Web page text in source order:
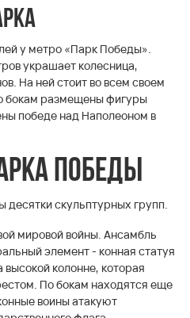
у метро «Парк Победы».
украшает колесница,
На ней стоит во всем своем
бокам размещены фигуры
победе над Наполеоном в
Победы
скульптурных групп.
мировой войны. Ансамбль
элемент - конная статуя
колонне, которая
По бокам находятся еще
воины атакуют